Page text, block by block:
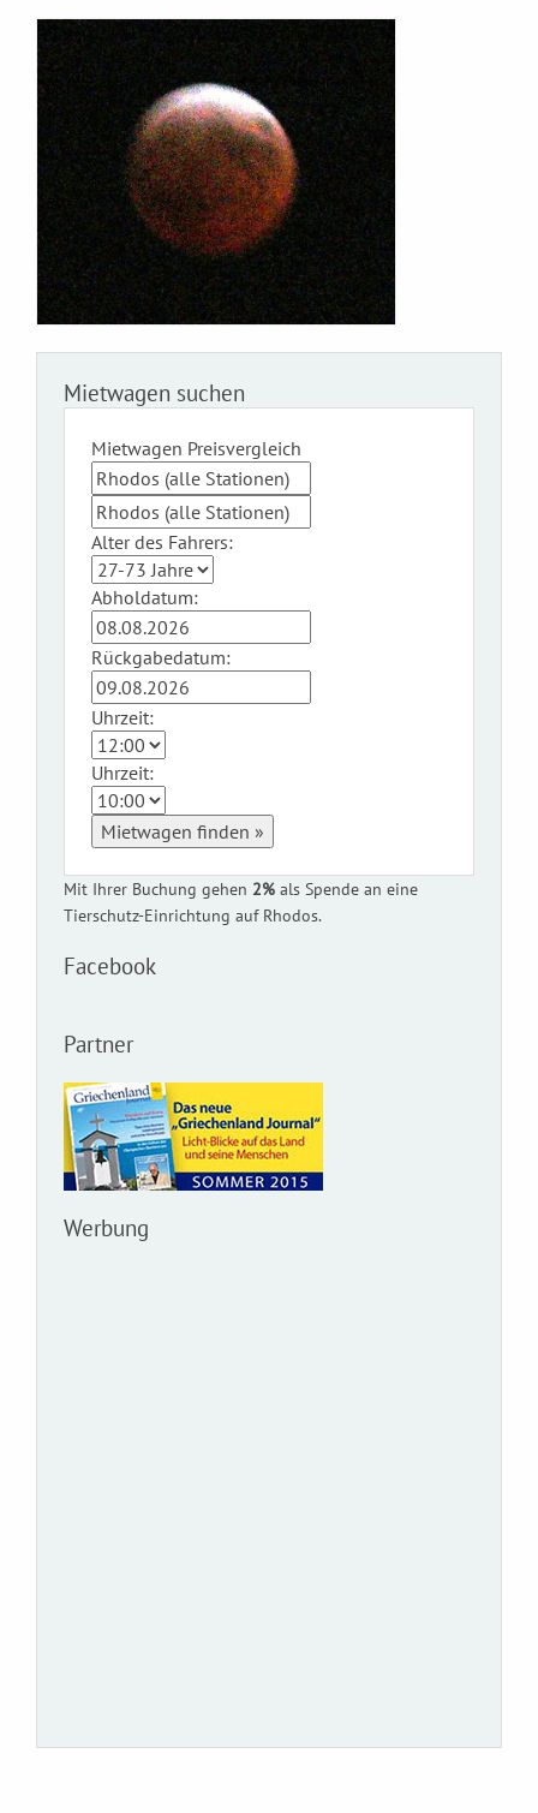
Mietwagen suchen
Mietwagen Preisvergleich
Alter des Fahrers:
Abholdatum:
Rückgabedatum:
Uhrzeit:
Uhrzeit:
Mietwagen finden »
Mit Ihrer Buchung gehen 2% als Spende an eine
Tierschutz-Einrichtung auf Rhodos.
Facebook
Partner
Werbung